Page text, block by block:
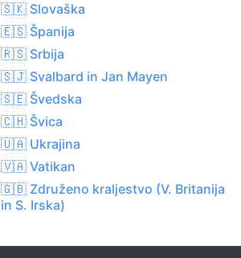
🇸🇰 Slovaška
🇪🇸 Španija
🇷🇸 Srbija
🇸🇯 Svalbard in Jan Mayen
🇸🇪 Švedska
🇨🇭 Švica
🇺🇦 Ukrajina
🇻🇦 Vatikan
🇬🇧 Združeno kraljestvo (V. Britanija
in S. Irska)